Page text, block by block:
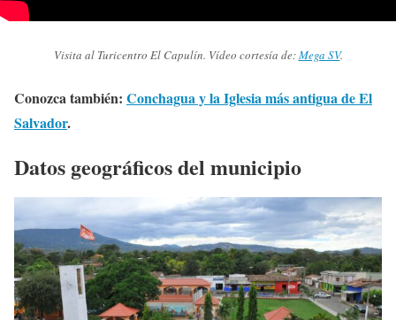
Visita al Turicentro El Capulín. Vídeo cortesía de:Mega SV.
Conozca también: Conchagua y la Iglesia más antigua de El
Salvador.
Datos geográficos del municipio